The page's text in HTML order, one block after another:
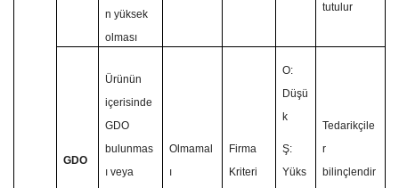
n yüksek
olması
tutulur
GDO
Ürünün
içerisinde
GDO
bulunmas
ı veya
Olmamal
ı
Firma
Kriteri
O:
Düşü
k
Ş:
Yüks
Tedarikçile
r
bilinçlendir